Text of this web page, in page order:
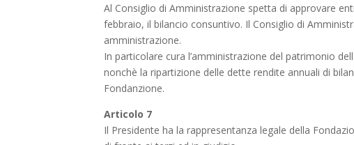
Al Consiglio di Amministrazione spetta di approvare
febbraio, il bilancio consuntivo. Il Consiglio di
amministrazione.
In particolare cura l’amministrazione del patrimonio
nonchè la ripartizione delle dette rendite annuali di
Fondanzione.
Articolo 7
Il Presidente ha la rappresentanza legale della